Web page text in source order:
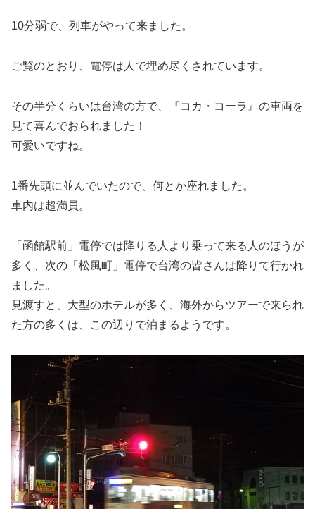
10分弱で、列車がやって来ました。
ご覧のとおり、電停は人で埋め尽くされています。
その半分くらいは台湾の方で、『コカ・コーラ』の車両を
見て喜んでおられました！
可愛いですね。
1番先頭に並んでいたので、何とか座れました。
車内は超満員。
「函館駅前」電停では降りる人より乗って来る人のほうが
多く、次の「松風町」電停で台湾の皆さんは降りて行かれ
ました。
見渡すと、大型のホテルが多く、海外からツアーで来られ
た方の多くは、この辺りで泊まるようです。